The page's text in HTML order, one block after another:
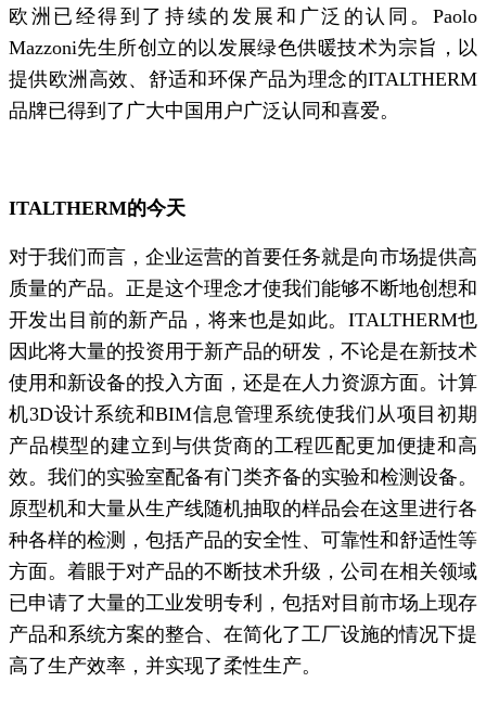
欧洲已经得到了持续的发展和广泛的认同。Paolo
Mazzoni先生所创立的以发展绿色供暖技术为宗旨，以
提供欧洲高效、舒适和环保产品为理念的ITALTHERM
品牌已得到了广大中国用户广泛认同和喜爱。
ITALTHERM的今天
对于我们而言，企业运营的首要任务就是向市场提供高
质量的产品。正是这个理念才使我们能够不断地创想和
开发出目前的新产品，将来也是如此。ITALTHERM也
因此将大量的投资用于新产品的研发，不论是在新技术
使用和新设备的投入方面，还是在人力资源方面。计算
机3D设计系统和BIM信息管理系统使我们从项目初期
产品模型的建立到与供货商的工程匹配更加便捷和高
效。我们的实验室配备有门类齐备的实验和检测设备。
原型机和大量从生产线随机抽取的样品会在这里进行各
种各样的检测，包括产品的安全性、可靠性和舒适性等
方面。着眼于对产品的不断技术升级，公司在相关领域
已申请了大量的工业发明专利，包括对目前市场上现存
产品和系统方案的整合、在简化了工厂设施的情况下提
高了生产效率，并实现了柔性生产。